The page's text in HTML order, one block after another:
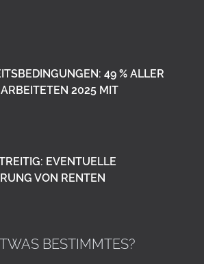
49 % ALLER
2025 MIT
EVENTUELLE
VON RENTEN
BESTIMMTES?